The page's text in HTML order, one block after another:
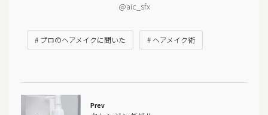
@aic_sfx
# プロのヘアメイクに聞いた # ヘアメイク術
Prev